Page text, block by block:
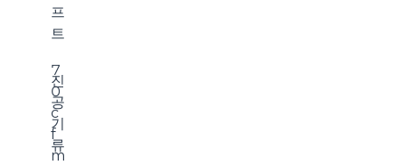
프
트
진
공
기
류
7
0
c
f
m